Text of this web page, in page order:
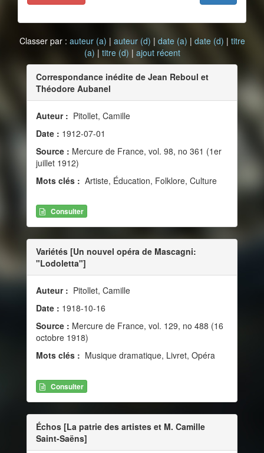
Classer par : auteur (a) | auteur (d) | date (a) | date (d) | titre
(a) | titre (d) | ajout récent
Correspondance inédite de Jean Reboul et
Théodore Aubanel
Auteur : Pitollet, Camille
Date : 1912-07-01
Source : Mercure de France, vol. 98, no 361 (1er
juillet 1912)
Mots clés : Artiste, Éducation, Folklore, Culture
Consulter
Variétés [Un nouvel opéra de Mascagni:
"Lodoletta"]
Auteur : Pitollet, Camille
Date : 1918-10-16
Source : Mercure de France, vol. 129, no 488 (16
octobre 1918)
Mots clés : Musique dramatique, Livret, Opéra
Consulter
Échos [La patrie des artistes et M. Camille
Saint-Saëns]